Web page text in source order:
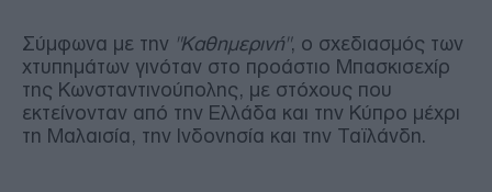
Σύμφωνα με την "Καθημερινή", ο σχεδιασμός των
χτυπημάτων γινόταν στο προάστιο Μπασκισεχίρ
της Κωνσταντινούπολης, με στόχους που
εκτείνονταν από την Ελλάδα και την Κύπρο μέχρι
τη Μαλαισία, την Ινδονησία και την Ταϊλάνδη.